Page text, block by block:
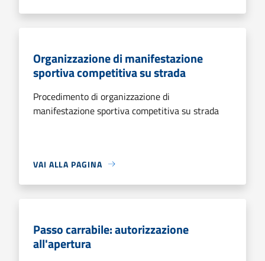
Organizzazione di manifestazione
sportiva competitiva su strada
Procedimento di organizzazione di
manifestazione sportiva competitiva su strada
VAI ALLA PAGINA
Passo carrabile: autorizzazione
all'apertura